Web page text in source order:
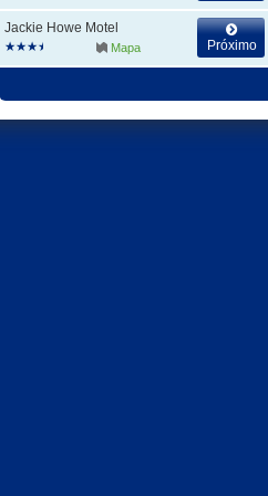
Jackie Howe Motel
Mapa Próximo